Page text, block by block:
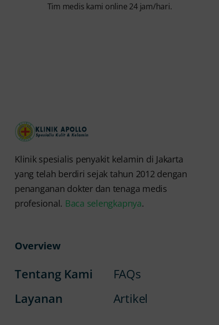
Tim medis kami online 24 jam/hari.
Klinik spesialis penyakit kelamin di Jakarta
yang telah berdiri sejak tahun 2012 dengan
penanganan dokter dan tenaga medis
profesional. Baca selengkapnya.
Overview
Tentang Kami
Layanan
FAQs
Artikel